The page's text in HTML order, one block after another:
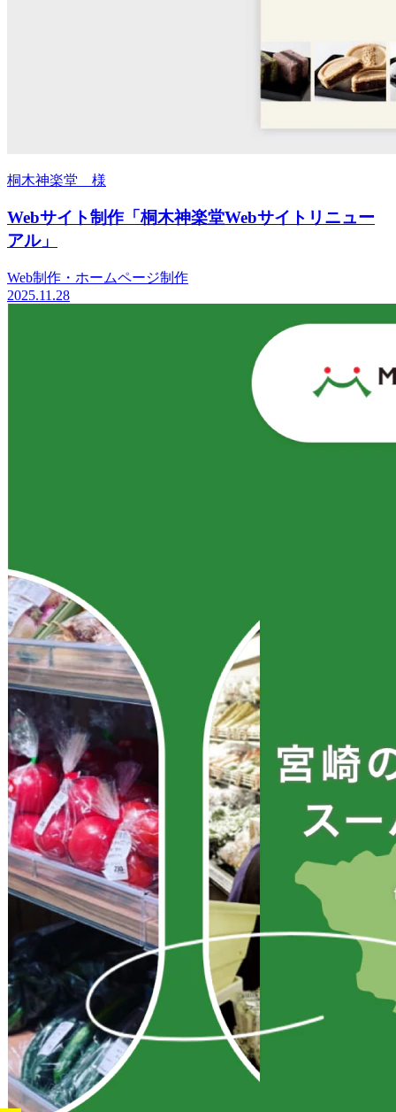
桐木神楽堂 様
Webサイト制作「桐木神楽堂Webサイトリニュー
アル」
Web制作・ホームページ制作
2025.11.28